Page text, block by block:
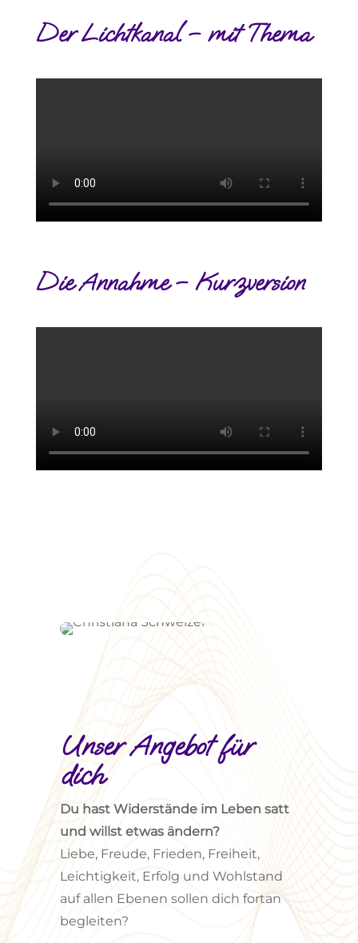
Der Lichtkanal – mit Thema
Die Annahme – Kurzversion
Unser Angebot für
dich
Du hast Widerstände im Leben satt
und willst etwas ändern?
Liebe, Freude, Frieden, Freiheit,
Leichtigkeit, Erfolg und Wohlstand
auf allen Ebenen sollen dich fortan
begleiten?